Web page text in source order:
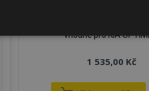
vhodné pro KIA
1 535,00 Kč
soubory